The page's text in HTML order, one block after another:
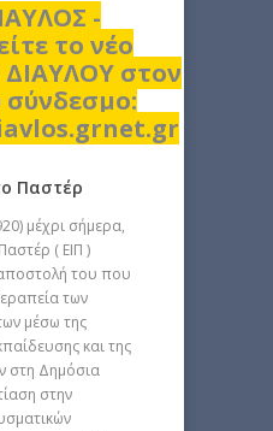
-
το νέο
στον
Παστέρ
μέχρι σήμερα,
( ΕΙΠ )
του που
των
μέσω της
και της
στη Δημόσια
στην